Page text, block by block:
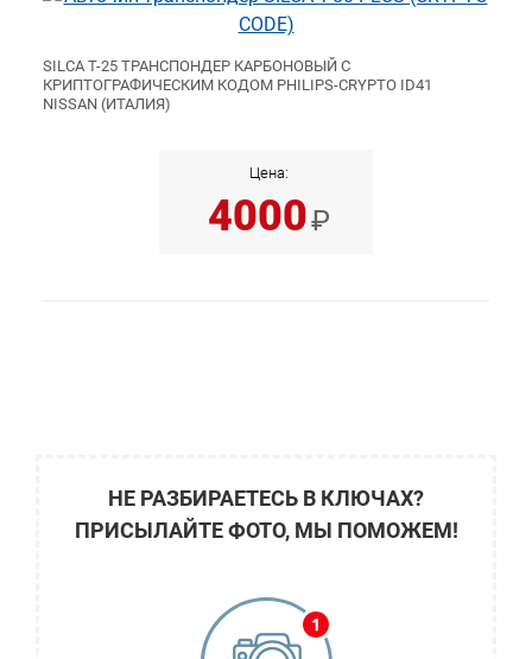
SILCA T-25 ТРАНСПОНДЕР КАРБОНОВЫЙ С
КРИПТОГРАФИЧЕСКИМ КОДОМ PHILIPS-CRYPTO ID41
NISSAN (ИТАЛИЯ)
Цена:
4000₽
НЕ РАЗБИРАЕТЕСЬ В КЛЮЧАХ?
ПРИСЫЛАЙТЕ ФОТО, МЫ ПОМОЖЕМ!